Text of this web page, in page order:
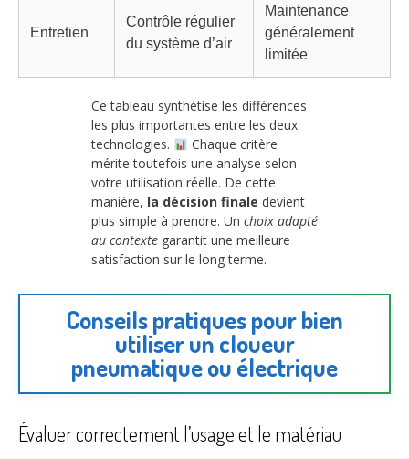
Entretien
Contrôle régulier
du système d’air
Maintenance
généralement
limitée
Ce tableau synthétise les différences
les plus importantes entre les deux
technologies.
Chaque critère
mérite toutefois une analyse selon
votre utilisation réelle. De cette
manière, la décision finale devient
plus simple à prendre. Un choix adapté
au contexte garantit une meilleure
satisfaction sur le long terme.
Conseils pratiques pour bien
utiliser un cloueur
pneumatique ou électrique
Évaluer correctement l’usage et le matériau